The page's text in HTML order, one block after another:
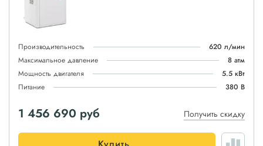
Производительность
620 л/мин
Максимальное давление
8 атм
Мощность двигателя
5.5 кВт
Питание
380 В
1 456 690 руб Получить скидку